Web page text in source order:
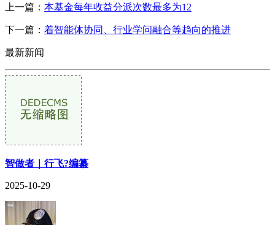
上一篇： 本基金每年收益分派次数最多为12
下一篇： 着智能体协同、行业学问融合等趋向的推进
最新新闻
智做者｜行飞?编纂
2025-10-29